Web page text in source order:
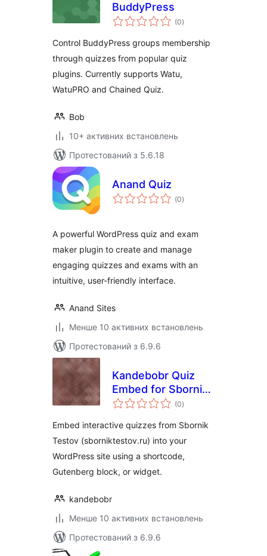
BuddyPress
(0загальний
рейтинг
)
Control BuddyPress groups membership
through quizzes from popular quiz
plugins. Currently supports Watu,
WatuPRO and Chained Quiz.
Bob
10+ активних встановлень
Протестований з 5.6.18
Anand Quiz
(0загальний
рейтинг
)
A powerful WordPress quiz and exam
maker plugin to create and manage
engaging quizzes and exams with an
intuitive, user-friendly interface.
Anand Sites
Менше 10 активних встановлень
Протестований з 6.9.6
Kandebobr Quiz
Embed for Sbornik
Testov
(0загальний
рейтинг
)
Embed interactive quizzes from Sbornik
Testov (sborniktestov.ru) into your
WordPress site using a shortcode,
Gutenberg block, or widget.
kandebobr
Менше 10 активних встановлень
Протестований з 6.9.6